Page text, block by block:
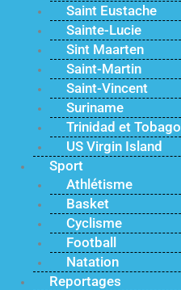
Saint Eustache
Sainte-Lucie
Sint Maarten
Saint-Martin
Saint-Vincent
Suriname
Trinidad et Tobago
US Virgin Island
Sport
Athlétisme
Basket
Cyclisme
Football
Natation
Reportages